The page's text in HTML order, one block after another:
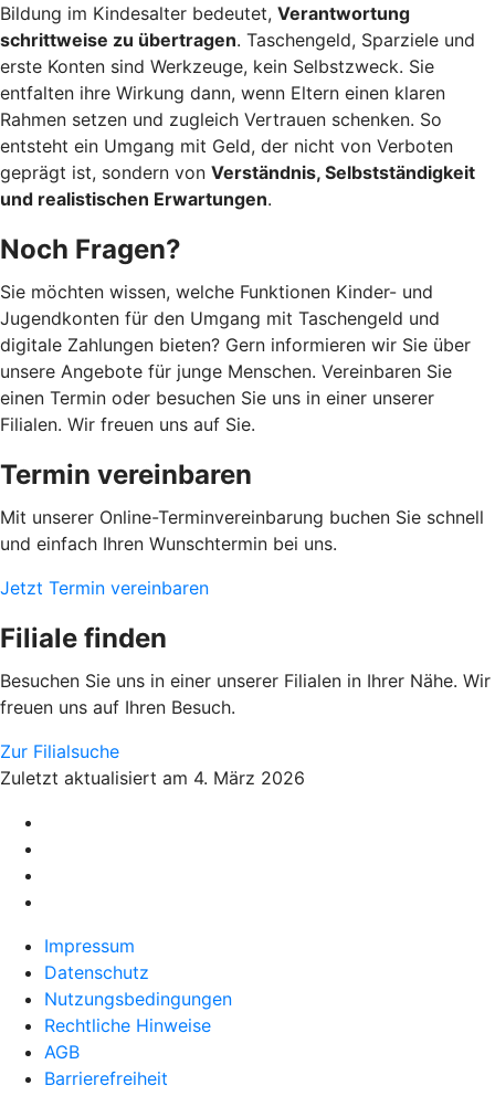
Bildung im Kindesalter bedeutet, Verantwortung
schrittweise zu übertragen. Taschengeld, Sparziele und
erste Konten sind Werkzeuge, kein Selbstzweck. Sie
entfalten ihre Wirkung dann, wenn Eltern einen klaren
Rahmen setzen und zugleich Vertrauen schenken. So
entsteht ein Umgang mit Geld, der nicht von Verboten
geprägt ist, sondern von Verständnis, Selbstständigkeit
und realistischen Erwartungen.
Noch Fragen?
Sie möchten wissen, welche Funktionen Kinder- und
Jugendkonten für den Umgang mit Taschengeld und
digitale Zahlungen bieten? Gern informieren wir Sie über
unsere Angebote für junge Menschen. Vereinbaren Sie
einen Termin oder besuchen Sie uns in einer unserer
Filialen. Wir freuen uns auf Sie.
Termin vereinbaren
Mit unserer Online-Terminvereinbarung buchen Sie schnell
und einfach Ihren Wunschtermin bei uns.
Jetzt Termin vereinbaren
Filiale finden
Besuchen Sie uns in einer unserer Filialen in Ihrer Nähe. Wir
freuen uns auf Ihren Besuch.
Zur Filialsuche
Zuletzt aktualisiert am 4. März 2026
Impressum
Datenschutz
Nutzungsbedingungen
Rechtliche Hinweise
AGB
Barrierefreiheit